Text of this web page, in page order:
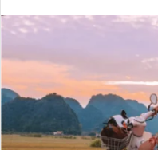
n
m
a